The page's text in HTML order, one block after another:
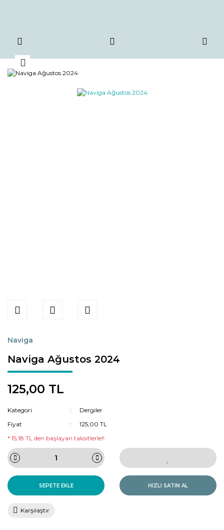
Naviga
Naviga Ağustos 2024
125,00 TL
Kategori
Dergiler
Fiyat
125,00 TL
* 15,18 TL den başlayan taksitlerle!!
SEPETE EKLE HIZLI SATIN AL
Karşılaştır